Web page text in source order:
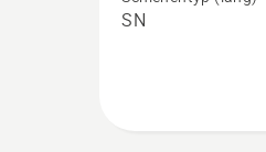
1.3mm
SN